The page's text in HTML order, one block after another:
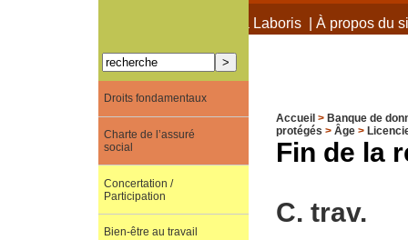
À propos de Terra Laboris| À propos du
Accueil > Banque de
protégés > Âge>
Fin de la
C. trav.
Droits fondamentaux
Charte de l’assuré
social
Concertation /
Participation
Bien-être au travail